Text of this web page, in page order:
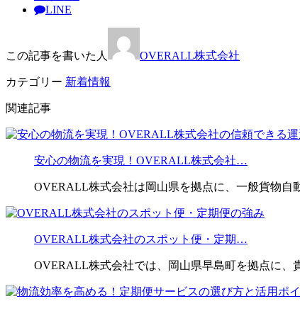
LINE
この記事を書いた人 OVERALL株式会社
カテゴリー 新着情報
関連記事
安心の物流を実現！OVERALL株式会社…
OVERALL株式会社は岡山県を拠点に、一般貨物
OVERALL株式会社のスポット便・定期…
OVERALL株式会社では、岡山県早島町を拠点に